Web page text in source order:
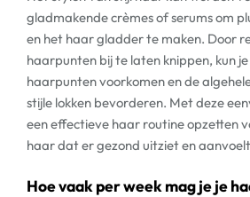
gladmakende crèmes of serums om
en het haar gladder te maken. Door
haarpunten bij te laten knippen, kun
haarpunten voorkomen en de
stijle lokken bevorderen. Met deze
een effectieve haar routine opzetten
haar dat er gezond uitziet en
Hoe vaak per week mag je je